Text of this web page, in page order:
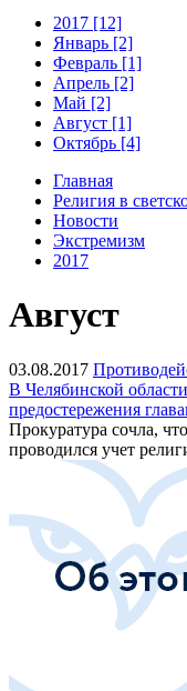
2017 [12]
Январь [2]
Февраль [1]
Апрель [2]
Май [2]
Август [1]
Октябрь [4]
Главная
Религия в
Новости
Экстремизм
2017
Август
03.08.2017
В Челябинской
предостережения
Прокуратура сочла,
проводился учет